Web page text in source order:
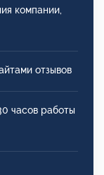
компании,
отзывов
часов работы